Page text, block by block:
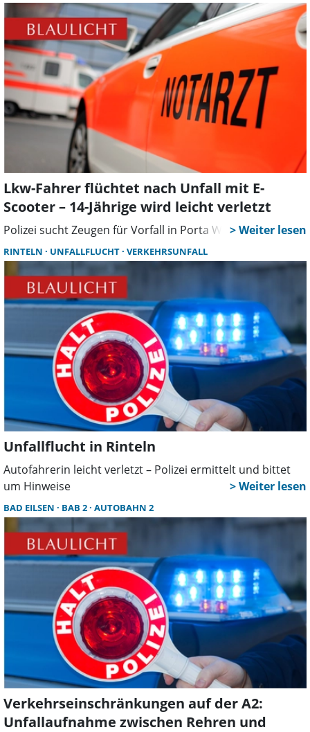
Lkw-Fahrer flüchtet nach Unfall mit E-
Scooter – 14-Jährige wird leicht verletzt
Polizei sucht Zeugen für Vorfall in Porta Westfalica
RINTELN UNFALLFLUCHT VERKEHRSUNFALL
Unfallflucht in Rinteln
Autofahrerin leicht verletzt – Polizei ermittelt und bittet
um Hinweise
BAD EILSEN BAB 2 AUTOBAHN 2
Verkehrseinschränkungen auf der A2:
Unfallaufnahme zwischen Rehren und